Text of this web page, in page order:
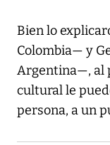
Bien lo
Colombia— y
Argentina—, al
cultural le
persona, a un